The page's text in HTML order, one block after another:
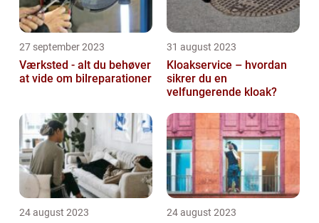
27 september 2023
Værksted - alt du behøver
at vide om bilreparationer
31 august 2023
Kloakservice – hvordan
sikrer du en
velfungerende kloak?
24 august 2023 24 august 2023